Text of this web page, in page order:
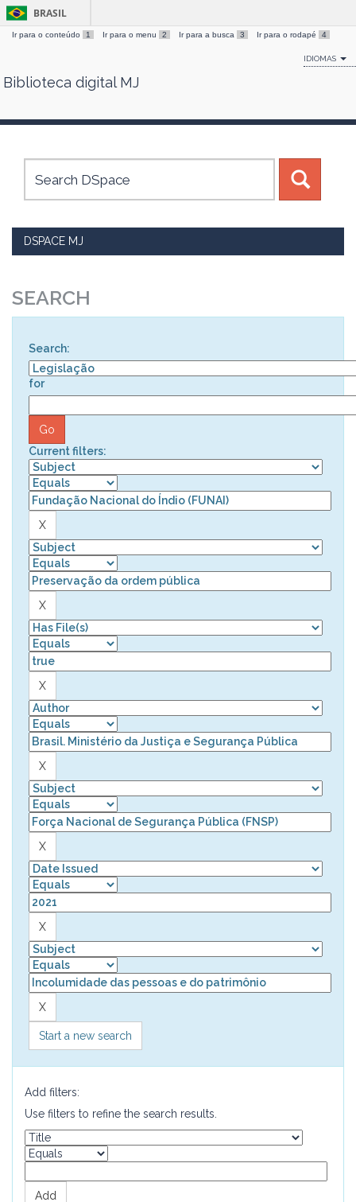
Skip
BRASIL
Ir para o conteúdo 1 Ir para o menu 2 Ir para a busca 3 Ir para o rodapé 4
IDIOMAS
Biblioteca digital MJ
DSPACE MJ
SEARCH
Search:
for
Current filters:
Start a new search
Add filters:
Use filters to refine the search results.